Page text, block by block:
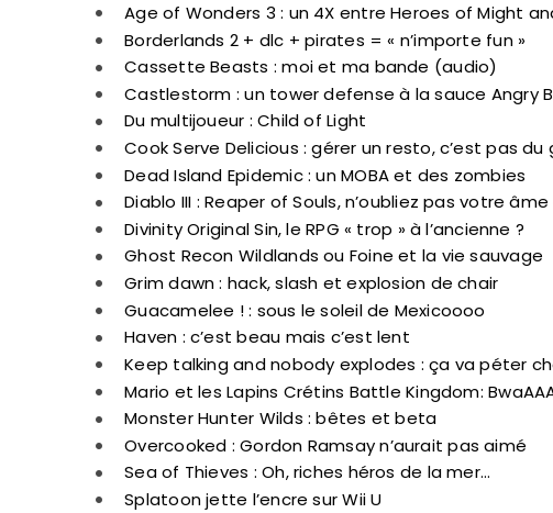
Age of Wonders 3 : un 4X entre Heroes of Might
Borderlands 2 + dlc + pirates = « n’importe fun »
Cassette Beasts : moi et ma bande (audio)
Castlestorm : un tower defense à la sauce Angry
Du multijoueur : Child of Light
Cook Serve Delicious : gérer un resto, c’est pas
Dead Island Epidemic : un MOBA et des zombies
Diablo III : Reaper of Souls, n’oubliez pas votre
Divinity Original Sin, le RPG « trop » à l’ancienne ?
Ghost Recon Wildlands ou Foine et la vie sauvage
Grim dawn : hack, slash et explosion de chair
Guacamelee ! : sous le soleil de Mexicoooo
Haven : c’est beau mais c’est lent
Keep talking and nobody explodes : ça va péter
Mario et les Lapins Crétins Battle Kingdom:
Monster Hunter Wilds : bêtes et beta
Overcooked : Gordon Ramsay n’aurait pas aimé
Sea of Thieves : Oh, riches héros de la mer…
Splatoon jette l’encre sur Wii U